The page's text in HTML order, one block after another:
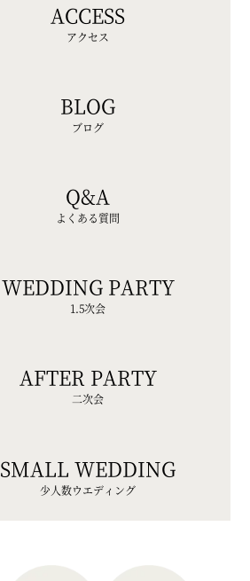
ACCESS
アクセス
BLOG
ブログ
Q&A
よくある質問
WEDDING PARTY
1.5次会
AFTER PARTY
二次会
SMALL WEDDING
少人数ウエディング